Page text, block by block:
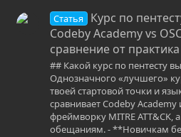
Статья
Курс по
Codeby Academy vs
сравнение от практика
## Какой курс по пентесту
Однозначного «лучшего»
твоей стартовой точки и
сравнивает Codeby Academy
фреймворку MITRE ATT&CK,
обещаниям. - **Новичкам